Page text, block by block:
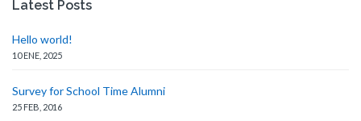
Latest Posts
Hello world!
10 ENE, 2025
Survey for School Time Alumni
25 FEB, 2016